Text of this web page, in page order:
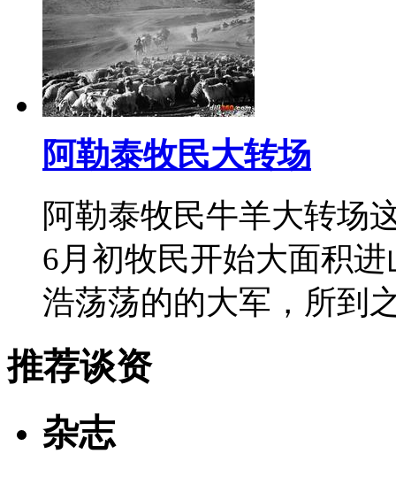
阿勒泰牧民大转场
阿勒泰牧民牛羊大转场
6月初牧民开始大面积
浩荡荡的的大军，所
推荐谈资
杂志